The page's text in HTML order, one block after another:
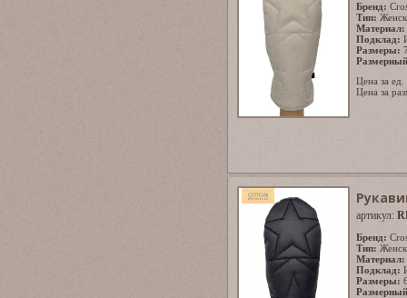
Бренд:
Тип:
Материал:
Подклад:
Размеры:
Цена за
Цена за
артикул:
Бренд:
Тип:
Материал:
Подклад:
Размеры: